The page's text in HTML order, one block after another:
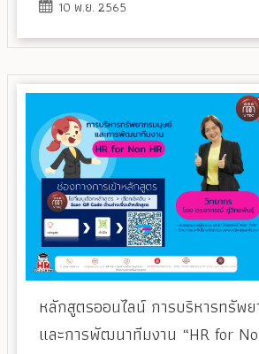
10 พ.ย. 2565
หลักสูตรออนไลน์ การบริหารทรัพ
และการพัฒนาทีมงาน “HR for